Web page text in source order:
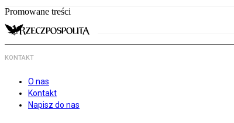
Promowane treści
KONTAKT
O nas
Kontakt
Napisz do nas